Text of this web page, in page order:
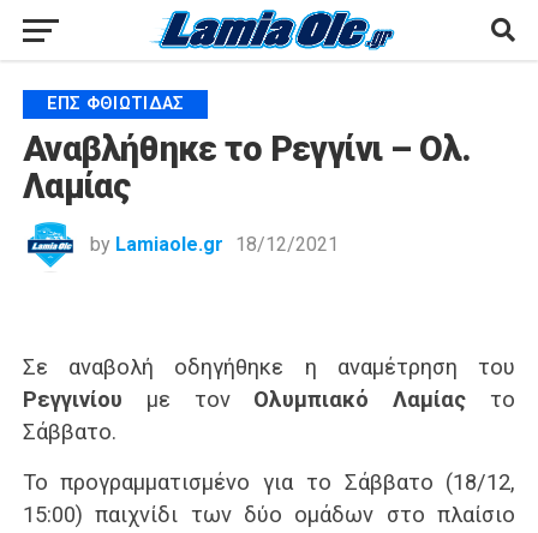
ΕΠΣ ΦΘΙΏΤΙΔΑΣ
Αναβλήθηκε το Ρεγγίνι – Ολ.
Λαμίας
by Lamiaole.gr 18/12/2021
Σε αναβολή οδηγήθηκε η αναμέτρηση του
Ρεγγινίου με τον Ολυμπιακό Λαμίας το
Σάββατο.
Το προγραμματισμένο για το Σάββατο (18/12,
15:00) παιχνίδι των δύο ομάδων στο πλαίσιο